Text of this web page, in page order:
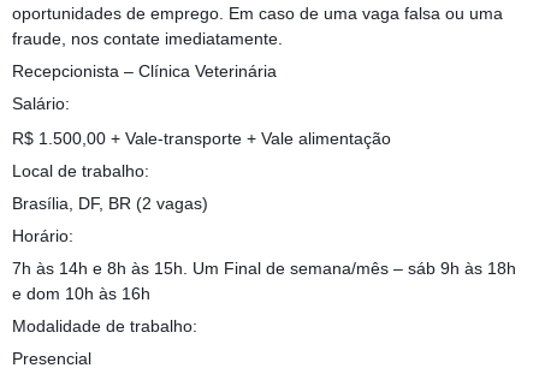
oportunidades de emprego. Em caso de uma vaga falsa ou uma
fraude, nos contate imediatamente.
Recepcionista – Clínica Veterinária
Salário:
R$ 1.500,00 + Vale-transporte + Vale alimentação
Local de trabalho:
Brasília, DF, BR (2 vagas)
Horário:
7h às 14h e 8h às 15h. Um Final de semana/mês – sáb 9h às 18h
e dom 10h às 16h
Modalidade de trabalho:
Presencial